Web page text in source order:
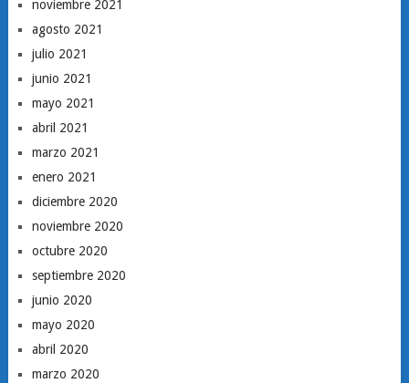
noviembre 2021
agosto 2021
julio 2021
junio 2021
mayo 2021
abril 2021
marzo 2021
enero 2021
diciembre 2020
noviembre 2020
octubre 2020
septiembre 2020
junio 2020
mayo 2020
abril 2020
marzo 2020